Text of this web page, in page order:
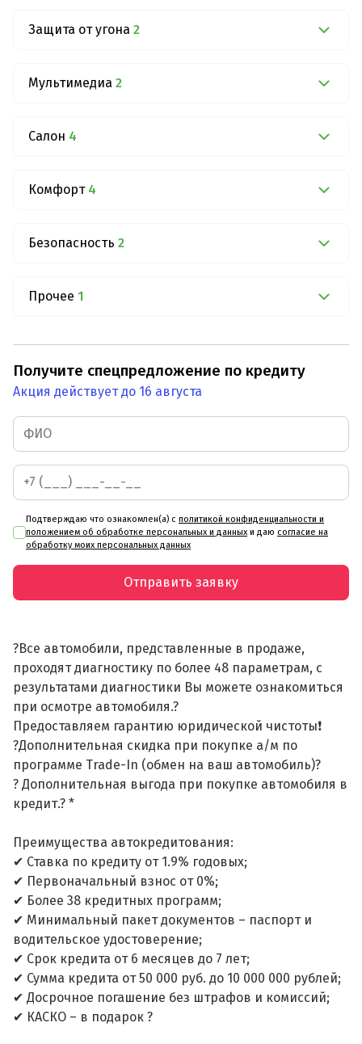
Защита от угона 2
Мультимедиа 2
Салон 4
Комфорт 4
Безопасность 2
Прочее 1
Получите спецпредложение по кредиту
Акция действует до 16 августа
Подтверждаю что ознакомлен(а) с политикой конфиденциальности и
положением об обработке персональных и данных и даю согласие на
обработку моих персональных данных
Отправить заявку
?Все автомобили, представленные в продаже,
проходят диагностику по более 48 параметрам, с
результатами диагностики Вы можете ознакомиться
при осмотре автомобиля.?
Предоставляем гарантию юридической чистоты❗
?Дополнительная скидка при покупке а/м по
программе Trade-In (обмен на ваш автомобиль)?
? Дополнительная выгода при покупке автомобиля в
кредит.? *
Преимущества автокредитования:
✔ Ставка по кредиту от 1.9% годовых;
✔ Первоначальный взнос от 0%;
✔ Более 38 кредитных программ;
✔ Минимальный пакет документов – паспорт и
водительское удостоверение;
✔ Срок кредита от 6 месяцев до 7 лет;
✔ Сумма кредита от 50 000 руб. до 10 000 000 рублей;
✔ Досрочное погашение без штрафов и комиссий;
✔ КАСКО – в подарок ?